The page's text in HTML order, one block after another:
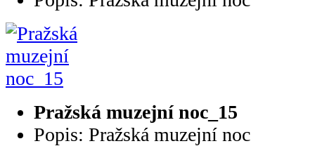
Pražská muzejní noc_15
Popis: Pražská muzejní noc